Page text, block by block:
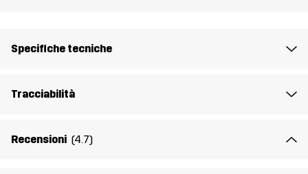
Specifiche tecniche
Tracciabilità
Recensioni (4.7)